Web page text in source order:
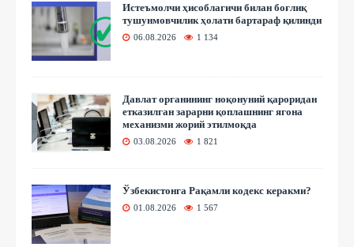
Истеъмолчи ҳисоблагичи билан боғлиқ
тушунмовчилик ҳолати бартараф қилинди
06.08.2026 1 134
Давлат органининг ноқонуний қароридан
етказилган зарарни қоплашнинг ягона
механизми жорий этилмоқда
03.08.2026 1 821
Ўзбекистонга Рақамли кодекс керакми?
01.08.2026 1 567